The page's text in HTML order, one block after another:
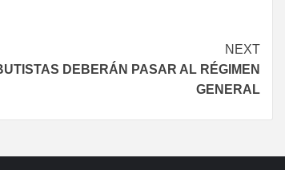
NEXT
DEBERÁN PASAR AL RÉGIMEN
GENERAL